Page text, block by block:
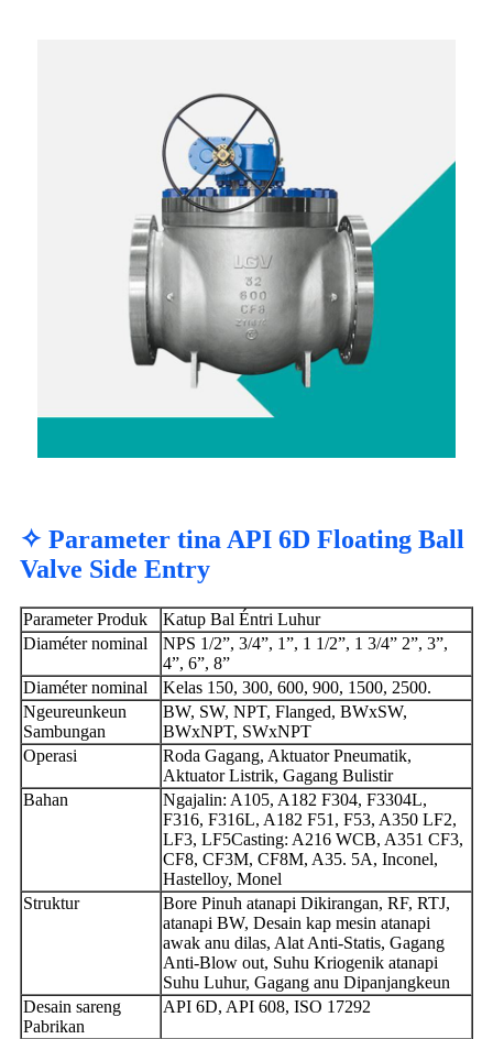
✧ Parameter tina API 6D Floating Ball
Valve Side Entry
Parameter Produk
Katup Bal Éntri Luhur
Diaméter nominal
NPS 1/2”, 3/4”, 1”, 1 1/2”, 1 3/4” 2”, 3”,
4”, 6”, 8”
Diaméter nominal
Kelas 150, 300, 600, 900, 1500, 2500.
Ngeureunkeun
Sambungan
BW, SW, NPT, Flanged, BWxSW,
BWxNPT, SWxNPT
Operasi
Roda Gagang, Aktuator Pneumatik,
Aktuator Listrik, Gagang Bulistir
Bahan
Ngajalin: A105, A182 F304, F3304L,
F316, F316L, A182 F51, F53, A350 LF2,
LF3, LF5Casting: A216 WCB, A351 CF3,
CF8, CF3M, CF8M, A35. 5A, Inconel,
Hastelloy, Monel
Struktur
Bore Pinuh atanapi Dikirangan, RF, RTJ,
atanapi BW, Desain kap mesin atanapi
awak anu dilas, Alat Anti-Statis, Gagang
Anti-Blow out, Suhu Kriogenik atanapi
Suhu Luhur, Gagang anu Dipanjangkeun
Desain sareng
Pabrikan
API 6D, API 608, ISO 17292